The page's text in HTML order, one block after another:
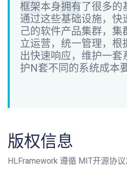
框架本身拥有了很多的
通过这些基础设施，快
己的软件产品集群，集
立运营，统一管理，根
出快速响应，维护一套
护N套不同的系统成本
版权信息
HLFramework 遵循 MIT开源协